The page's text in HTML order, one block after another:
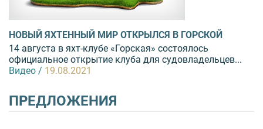
НОВЫЙ ЯХТЕННЫЙ МИР ОТКРЫЛСЯ В ГОРСКОЙ
14 августа в яхт-клубе «Горская» состоялось
официальное открытие клуба для судовладельцев...
Видео / 19.08.2021
ПРЕДЛОЖЕНИЯ